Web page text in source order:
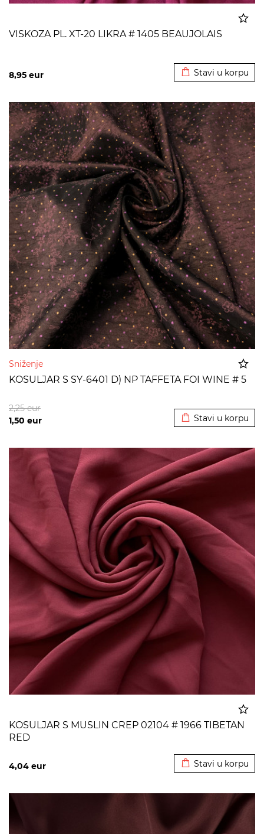
VISKOZA PL. XT-20 LIKRA # 1405 BEAUJOLAIS
8,95 eur Stavi u korpu
Sniženje
KOSULJAR S SY-6401 D) NP TAFFETA FOI WINE # 5
1,50 eur
2,25eur
Stavi u korpu
KOSULJAR S MUSLIN CREP 02104 # 1966 TIBETAN
RED
4,04 eur Stavi u korpu